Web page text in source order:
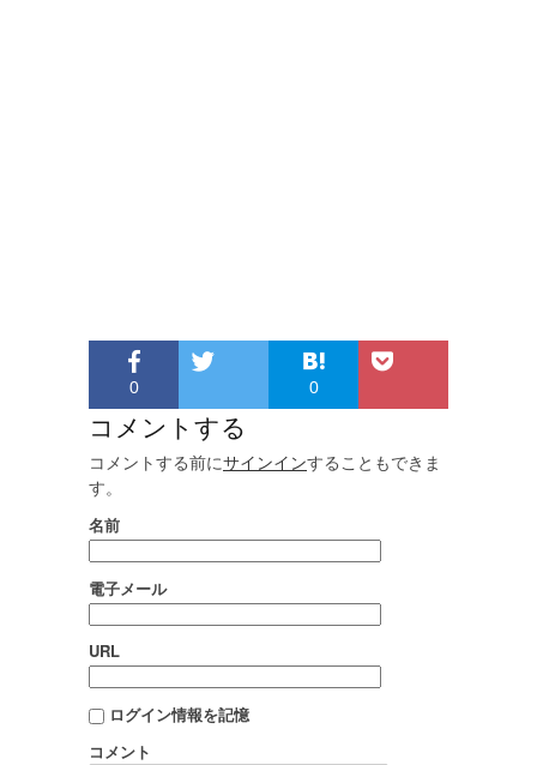
0 0
コメントする
コメントする前にサインインすることもできま
す。
名前
電子メール
URL
ログイン情報を記憶
コメント